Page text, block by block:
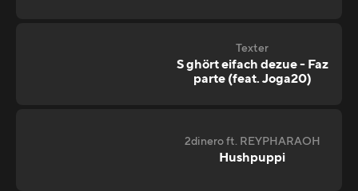
Texter
S ghört eifach dezue - Faz
parte (feat. Joga20)
2dinero ft. REYPHARAOH
Hushpuppi